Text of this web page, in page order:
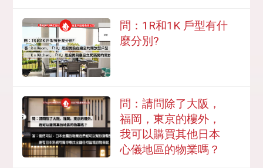
問：1R和1K 戶型有什
麼分別?
問：請問除了大阪，
福岡，東京的樓外，
我可以購買其他日本
心儀地區的物業嗎？